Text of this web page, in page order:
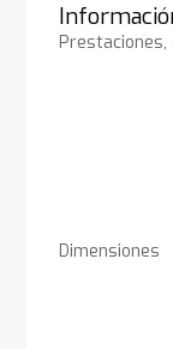
Dimensiones